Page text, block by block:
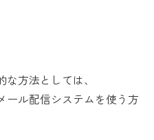
方法としては、
ール配信システムを使う方